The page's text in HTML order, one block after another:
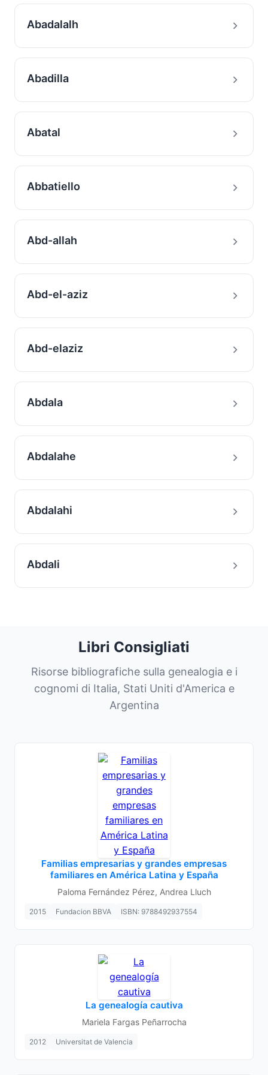
Abadalalh
Abadilla
Abatal
Abbatiello
Abd-allah
Abd-el-aziz
Abd-elaziz
Abdala
Abdalahe
Abdalahi
Abdali
Libri Consigliati
Risorse bibliografiche sulla genealogia e i
cognomi di Italia, Stati Uniti d'America e
Argentina
Familias empresarias y grandes empresas
familiares en América Latina y España
Paloma Fernández Pérez, Andrea Lluch
2015 Fundacion BBVA ISBN: 9788492937554
La genealogía cautiva
Mariela Fargas Peñarrocha
2012 Universitat de Valencia